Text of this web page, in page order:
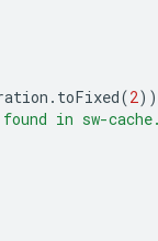
. toFixed(2
in sw-